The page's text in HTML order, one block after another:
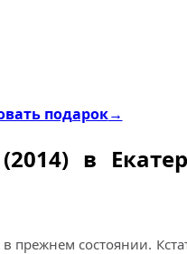
подарок→
в
прежнем состоянии.